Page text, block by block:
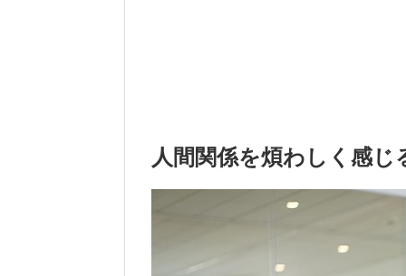
人間関係を煩わしく感じ